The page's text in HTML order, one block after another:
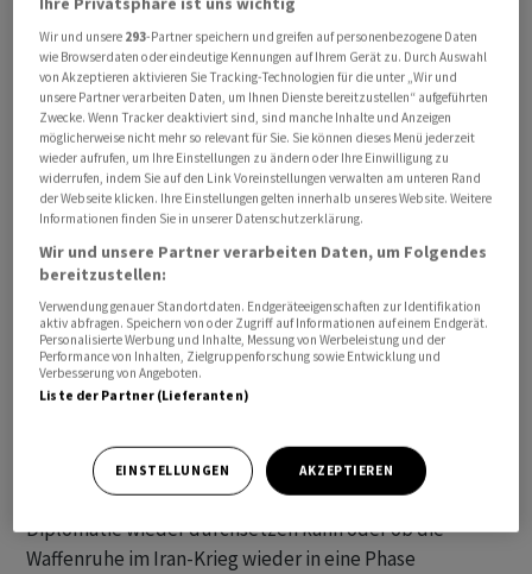
Im zähen Ringen über eine Vereinbarung zum Ende des
Iran-Kriegs erweist sich eine Waffenruhe zwischen den
USA und dem Iran weiter als brüchig. Zuletzt haben
Irans Streitkräfte nach eigenen Angaben als Reaktion
auf US-Angriffe im Süden des Landes Ziele in den
Golfstaaten Bahrain und Kuwait angegriffen.
Zuvor hatte das US-Militär iranische Behauptung
zurückgewiesen, die Strasse von Hormus sei vollständig
Schiffe die für den Ölhandel aus den Fördergebieten am
Persischen Golf wichtige Wasserstrasse weiterhin
passieren können.
Nach Einschätzung von Experten des
Beratungsunternehmens Rystad Energy werden die
kommenden Tage entscheidend dafür sein, ob sich die
Diplomatie wieder durchsetzen kann oder ob die
Waffenruhe im Iran-Krieg wieder in eine Phase
Wir und unsere 293-Partner speichern und greifen auf personenbezogene Daten
wie Browserdaten oder eindeutige Kennungen auf Ihrem Gerät zu. Durch Auswahl
von Akzeptieren aktivieren Sie Tracking-Technologien für die unter „Wir und
unsere Partner verarbeiten Daten, um Ihnen Dienste bereitzustellen“ aufgeführten
Zwecke. Wenn Tracker deaktiviert sind, sind manche Inhalte und Anzeigen
möglicherweise nicht mehr so relevant für Sie. Sie können dieses Menü jederzeit
wieder aufrufen, um Ihre Einstellungen zu ändern oder Ihre Einwilligung zu
widerrufen, indem Sie auf den Link Voreinstellungen verwalten am unteren Rand
der Webseite klicken. Ihre Einstellungen gelten innerhalb unseres Website. Weitere
Informationen finden Sie in unserer Datenschutzerklärung.
Wir und unsere Partner verarbeiten Daten, um Folgendes
bereitzustellen:
Verwendung genauer Standortdaten. Endgeräteeigenschaften zur Identifikation
aktiv abfragen. Speichern von oder Zugriff auf Informationen auf einem Endgerät.
Personalisierte Werbung und Inhalte, Messung von Werbeleistung und der
Performance von Inhalten, Zielgruppenforschung sowie Entwicklung und
Verbesserung von Angeboten.
Liste der Partner (Lieferanten)
EINSTELLUNGEN AKZEPTIEREN